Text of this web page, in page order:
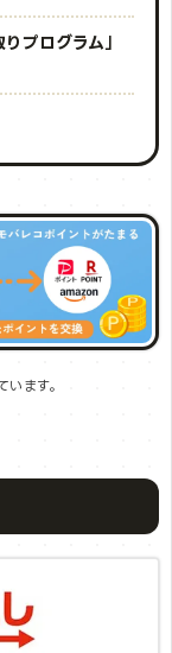
プログラム」
ます。